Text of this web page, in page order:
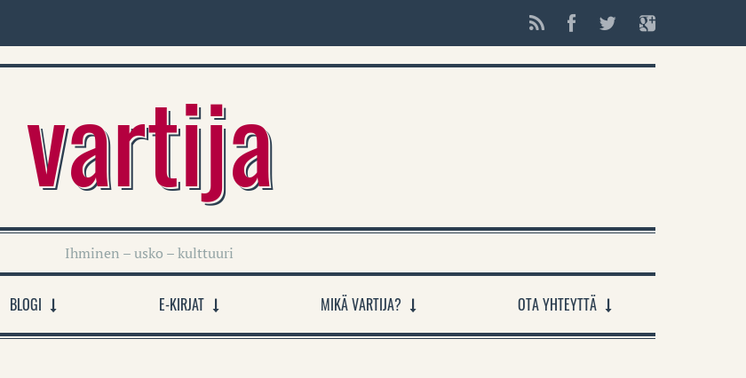
vartija
Ihminen – usko – kulttuuri
BLOGI E-KIRJAT MIKÄ VARTIJA? OTA YHTEYTTÄ